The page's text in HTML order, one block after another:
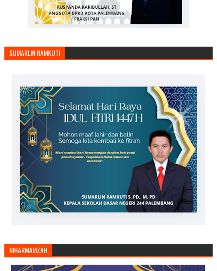
SUMARLIN RAMKUTI
NIHARMAMZAH